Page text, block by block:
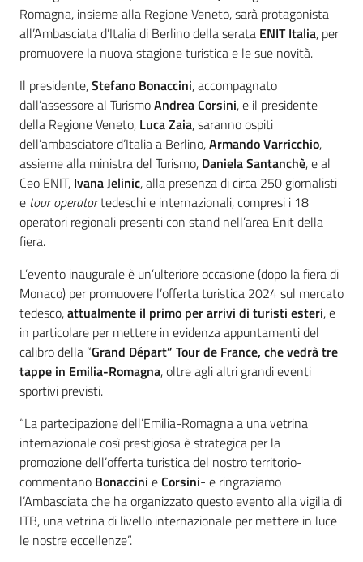
Romagna, insieme alla Regione Veneto, sarà protagonista
all’Ambasciata d’Italia di Berlino della serata ENIT Italia, per
promuovere la nuova stagione turistica e le sue novità.
Il presidente,Stefano Bonaccini, accompagnato
dall’assessore al TurismoAndrea Corsini, e il presidente
della Regione Veneto, Luca Zaia, saranno ospiti
dell’ambasciatore d’Italia a Berlino,Armando Varricchio,
assieme alla ministra del Turismo, Daniela Santanchè, e al
Ceo ENIT, Ivana Jelinic, alla presenza di circa 250 giornalisti
e tour operatortedeschi e internazionali, compresi i 18
operatori regionali presenti con stand nell’area Enit della
fiera.
L’evento inaugurale è un’ulteriore occasione (dopo la fiera di
Monaco) per promuovere l’offerta turistica 2024 sul mercato
tedesco,attualmente il primo per arrivi di turisti esteri, e
in particolare per mettere in evidenza appuntamenti del
calibro della “Grand Départ” Tour de France, che vedrà tre
tappe in Emilia-Romagna, oltre agli altri grandi eventi
sportivi previsti.
“La partecipazione dell’Emilia-Romagna a una vetrina
internazionale così prestigiosa è strategica per la
promozione dell’offerta turistica del nostro territorio-
commentano Bonaccini eCorsini- e ringraziamo
l’Ambasciata che ha organizzato questo evento alla vigilia di
ITB, una vetrina di livello internazionale per mettere in luce
le nostre eccellenze”.